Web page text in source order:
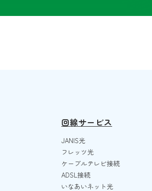
回線サービス
JANIS光
フレッツ光
ケーブルテレビ接続
ADSL接続
いなあいネット光